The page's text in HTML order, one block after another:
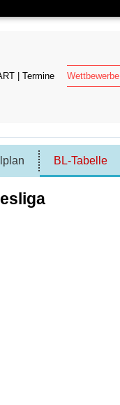
| Termine Wettbewerbe
BL-Tabelle